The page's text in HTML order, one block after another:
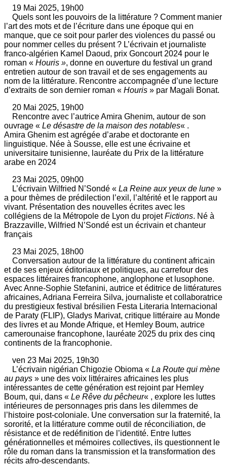
19 Mai 2025, 19h00
Quels sont les pouvoirs de la littérature ? Comment manier
l’art des mots et de l’écriture dans une époque qui en
manque, que ce soit pour parler des violences du passé ou
pour nommer celles du présent ? L’écrivain et journaliste
franco-algérien Kamel Daoud, prix Goncourt 2024 pour le
roman « Houris », donne en ouverture du festival un grand
entretien autour de son travail et de ses engagements au
nom de la littérature. Rencontre accompagnée d’une lecture
d’extraits de son dernier roman « Houris » par Magali Bonat.
20 Mai 2025, 19h00
Rencontre avec l’autrice Amira Ghenim, autour de son
ouvrage « Le désastre de la maison des notables« .
Amira Ghenim est agrégée d’arabe et doctorante en
linguistique. Née à Sousse, elle est une écrivaine et
universitaire tunisienne, lauréate du Prix de la littérature
arabe en 2024
23 Mai 2025, 09h00
L’écrivain Wilfried N’Sondé « La Reine aux yeux de lune »
a pour thèmes de prédilection l’exil, l’altérité et le rapport au
vivant. Présentation des nouvelles écrites avec les
collégiens de la Métropole de Lyon du projetFictions. Né à
Brazzaville, Wilfried N’Sondé est un écrivain et chanteur
français
23 Mai 2025, 18h00
Conversation autour de la littérature du continent africain
et de ses enjeux éditoriaux et politiques, au carrefour des
espaces littéraires francophone, anglophone et lusophone.
Avec Anne-Sophie Stefanini, autrice et éditrice de littératures
africaines, Adriana Ferreira Silva, journaliste et collaboratrice
du prestigieux festival brésilien Festa Literaria Internacional
de Paraty (FLIP), Gladys Marivat, critique littéraire au Monde
des livres et au Monde Afrique, et Hemley Boum, autrice
camerounaise francophone, lauréate 2025 du prix des cinq
continents de la francophonie.
ven 23 Mai 2025, 19h30
L’écrivain nigérian Chigozie Obioma « La Route qui mène
au pays » une des voix littéraires africaines les plus
intéressantes de cette génération est rejoint par Hemley
Boum, qui, dans « Le Rêve du pêcheur« , explore les luttes
intérieures de personnages pris dans les dilemmes de
l’histoire post-coloniale. Une conversation sur la fraternité, la
sororité, et la littérature comme outil de réconciliation, de
résistance et de redéfinition de l’identité. Entre luttes
générationnelles et mémoires collectives, ils questionnent le
rôle du roman dans la transmission et la transformation des
récits afro-descendants.